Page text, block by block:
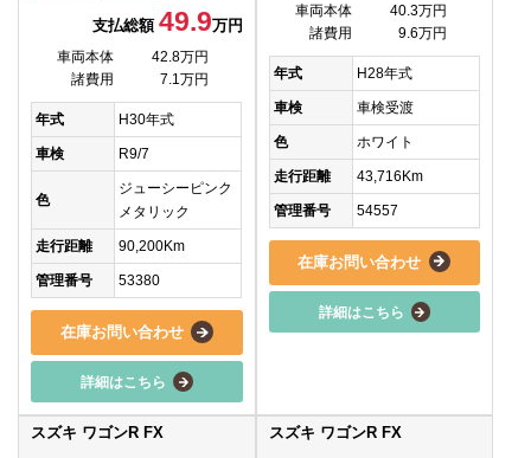
支払総額 49.9万円
車両本体
42.8万円
諸費用
7.1万円
年式 H30年式
車検 R9/7
色
ジューシーピンク
メタリック
走行距離 90,200Km
管理番号 53380
在庫お問い合わせ
詳細はこちら
車両本体
40.3万円
諸費用
9.6万円
年式 H28年式
車検 車検受渡
色 ホワイト
走行距離 43,716Km
管理番号 54557
在庫お問い合わせ
詳細はこちら
スズキ ワゴンR FX スズキ ワゴンR FX